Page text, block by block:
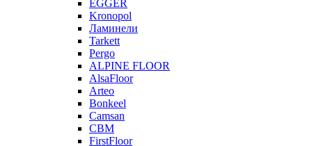
EGGER
Kronopol
Ламинели
Tarkett
Pergo
ALPINE FLOOR
AlsaFloor
Arteo
Bonkeel
Camsan
CBM
FirstFloor